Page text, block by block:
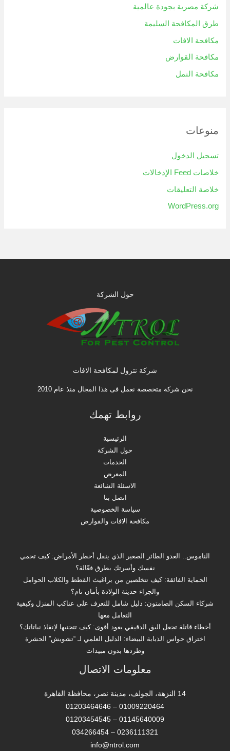
شركة مصرية بجودة عالمية
طرق المكافحة السليمة
مكافحة الافات
مكافحة القوارض
مكافحة النمل
منوعات
تسجيل الدخول
خلاصات Feed الإدخالات
خلاصة التعليقات
WordPress.org
حول الشركة
شركة نترول لمكافحة الافات
نحن شركة متخصصة نعمل فى هذا المجال منذ عام 2010
روابط تهمك
الرئيسية
حول الشركة
الخدمات
المعرض
الاسئلة الشائعة
اتصل بنا
سياسة الخصوصية
مكافحة الافات والقوارض
الناموس.. العدو الطائر الصغير الذي ينقل أخطر الأمراض: كيف تحمي
نفسك وأسرتك بطرق فعّالة؟
الحماية الفائقة: كيف تتخلصين من براغيث القطط والكلاب الحوامل
والجراء حديثة الولادة بأمان تام؟
شركاء السكن الصامتون: دليل شامل للتعرف على عناكب المنزل وكيفية
التعامل معها
أخطاء قاتلة تجعل البق الدقيقي يعود أقوى: كيف تتجنبها لإنقاذ نباتاتك؟
اختراق حواس الذبابة البيضاء: الدليل العلمي لـ “تشويش” الحشرة
وطردها بدون مبيدات
معلومات الاتصال
14 النزهة، الجولف، مدينة نصر، محافظة القاهرة‬
01009220464 – 01203464646
01145640009 – 01203454545
0236111321 – 034266454
info@ntrol.com